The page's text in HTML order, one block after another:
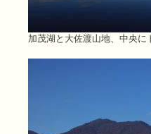
加茂湖と大佐渡山地、中央に